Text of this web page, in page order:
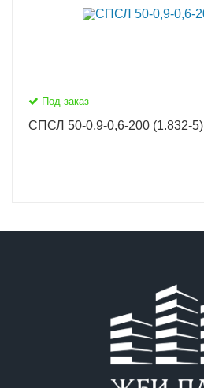
Под заказ
СПСЛ 50-0,9-0,6-200 (1.832-5)